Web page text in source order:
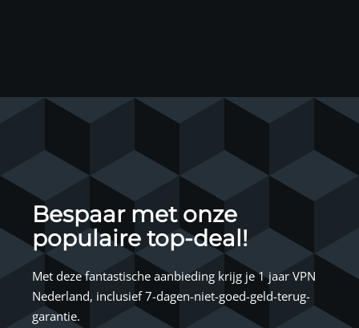
Bespaar met onze
populaire top-deal!
Met deze fantastische aanbieding krijg je 1 jaar VPN
Nederland, inclusief 7-dagen-niet-goed-geld-terug-
garantie.